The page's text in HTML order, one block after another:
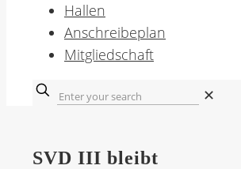
Hallen
Anschreibeplan
Mitgliedschaft
✕
SVD III bleibt